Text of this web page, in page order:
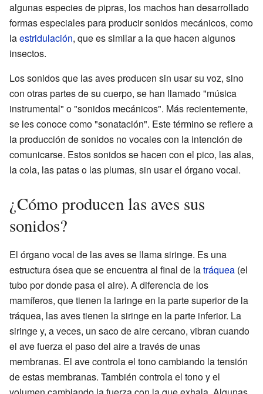
algunas especies de pipras, los machos han desarrollado
formas especiales para producir sonidos mecánicos, como
laestridulación, que es similar a la que hacen algunos
insectos.
Los sonidos que las aves producen sin usar su voz, sino
con otras partes de su cuerpo, se han llamado "música
instrumental" o "sonidos mecánicos". Más recientemente,
se les conoce como "sonatación". Este término se refiere a
la producción de sonidos no vocales con la intención de
comunicarse. Estos sonidos se hacen con el pico, las alas,
la cola, las patas o las plumas, sin usar el órgano vocal.
¿Cómo producen las aves sus
sonidos?
El órgano vocal de las aves se llama siringe. Es una
estructura ósea que se encuentra al final de latráquea (el
tubo por donde pasa el aire). A diferencia de los
mamíferos, que tienen la laringe en la parte superior de la
tráquea, las aves tienen la siringe en la parte inferior. La
siringe y, a veces, un saco de aire cercano, vibran cuando
el ave fuerza el paso del aire a través de unas
membranas. El ave controla el tono cambiando la tensión
de estas membranas. También controla el tono y el